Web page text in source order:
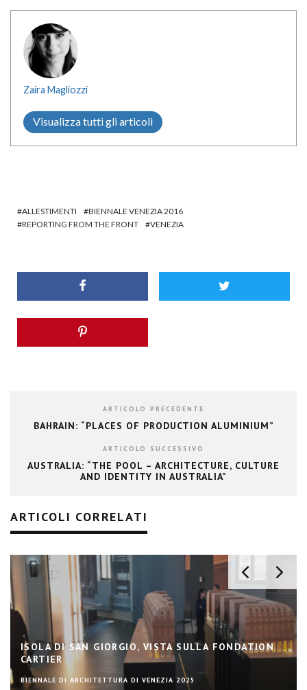
Zaira Magliozzi
Visualizza tutti gli articoli
ALLESTIMENTI
BIENNALE VENEZIA 2016
REPORTING FROM THE FRONT
VENEZIA
ARTICOLO PRECEDENTE
BAHRAIN: “PLACES OF PRODUCTION ALUMINIUM”
ARTICOLO SUCCESSIVO
AUSTRALIA: “THE POOL – ARCHITECTURE, CULTURE
AND IDENTITY IN AUSTRALIA”
ARTICOLI CORRELATI
ISOLA DI SAN GIORGIO, VISTA SULLA FONDATION
CARTIER
BIENNALE DI ARCHITETTURA DI VENEZIA 2025